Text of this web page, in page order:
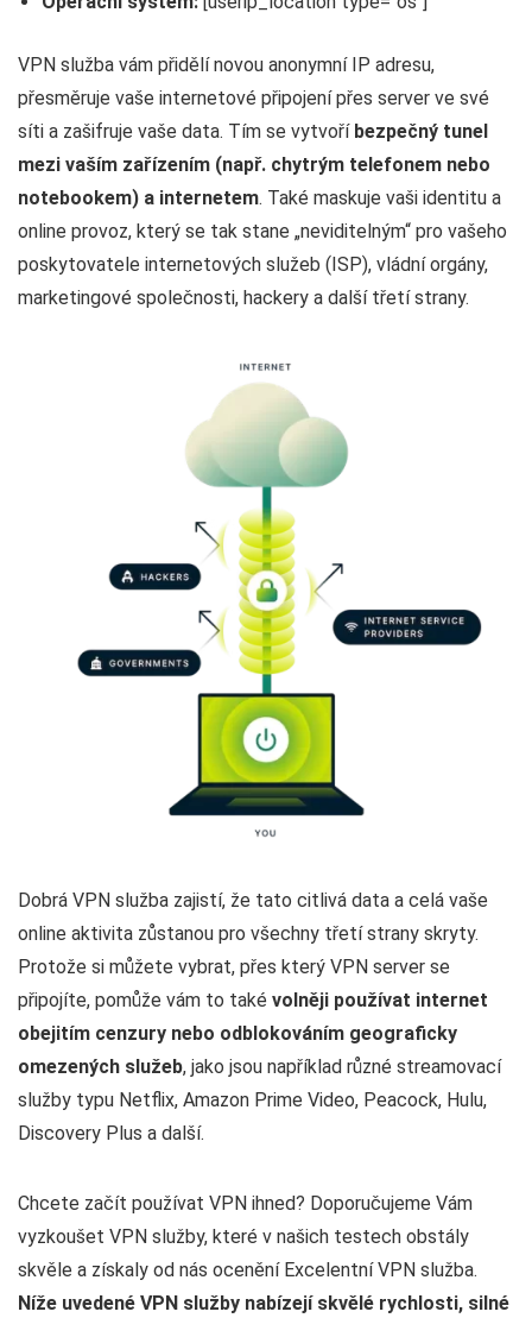
VPN služba vám přidělí novou anonymní IP adresu,
přesměruje vaše internetové připojení přes server ve své
síti a zašifruje vaše data. Tím se vytvoří bezpečný tunel
mezi vaším zařízením (např. chytrým telefonem nebo
notebookem) a internetem. Také maskuje vaši identitu a
online provoz, který se tak stane „neviditelným“ pro vašeho
poskytovatele internetových služeb (ISP), vládní orgány,
marketingové společnosti, hackery a další třetí strany.
Dobrá VPN služba zajistí, že tato citlivá data a celá vaše
online aktivita zůstanou pro všechny třetí strany skryty.
Protože si můžete vybrat, přes který VPN server se
připojíte, pomůže vám to také volněji používat internet
obejitím cenzury nebo odblokováním geograficky
omezených služeb, jako jsou například různé streamovací
služby typu Netflix, Amazon Prime Video, Peacock, Hulu,
Discovery Plus a další.
Chcete začít používat VPN ihned? Doporučujeme Vám
vyzkoušet VPN služby, které v našich testech obstály
skvěle a získaly od nás ocenění Excelentní VPN služba.
Níže uvedené VPN služby nabízejí skvělé rychlosti, silné